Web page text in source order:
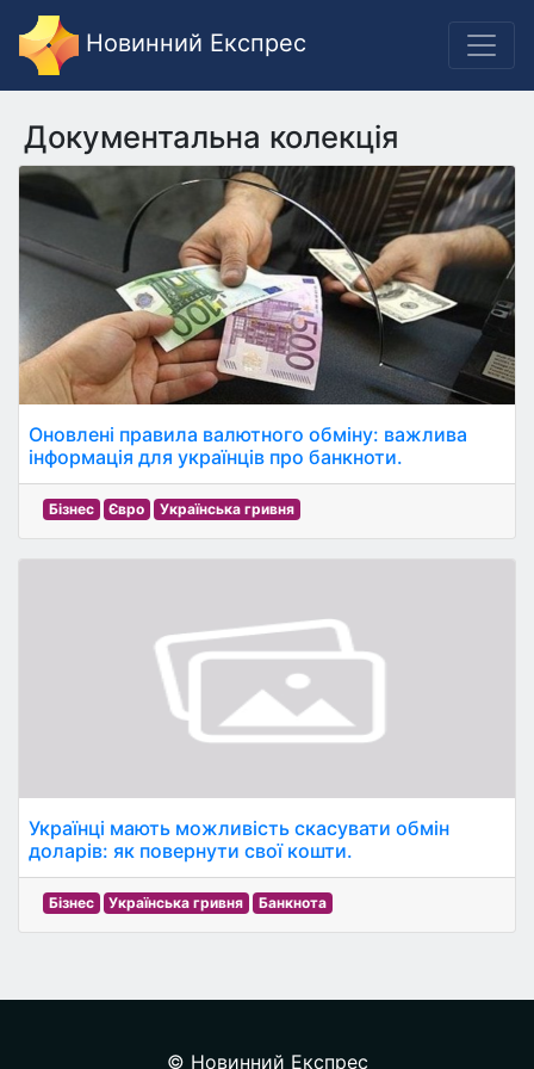
Новинний Експрес
Документальна колекція
Оновлені правила валютного обміну: важлива
інформація для українців про банкноти.
Бізнес Євро Українська гривня
Українці мають можливість скасувати обмін
доларів: як повернути свої кошти.
Бізнес Українська гривня Банкнота
© Новинний Експрес